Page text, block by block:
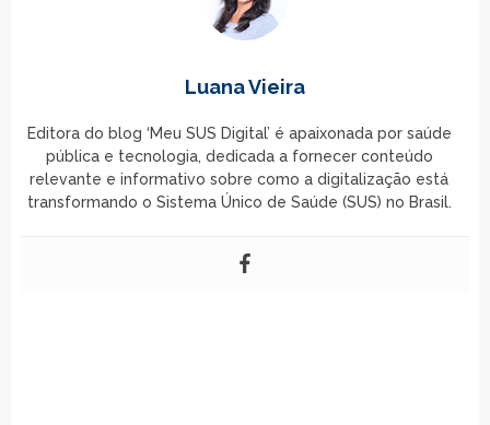
Luana Vieira
Editora do blog ‘Meu SUS Digital’ é apaixonada por saúde
pública e tecnologia, dedicada a fornecer conteúdo
relevante e informativo sobre como a digitalização está
transformando o Sistema Único de Saúde (SUS) no Brasil.